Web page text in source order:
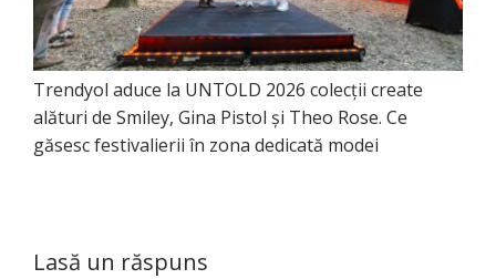
Trendyol aduce la UNTOLD 2026 colecții create
alături de Smiley, Gina Pistol și Theo Rose. Ce
găsesc festivalierii în zona dedicată modei
Lasă un răspuns